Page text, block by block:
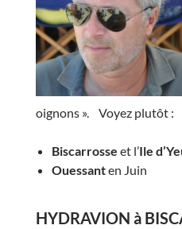
oignons ». Voyez plutôt :
Biscarrosse et l’Ile
Ouessanten Juin
HYDRAVION à